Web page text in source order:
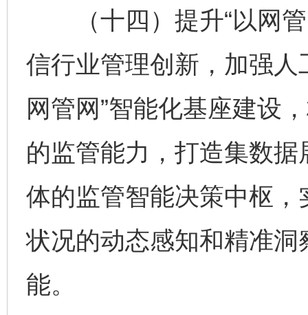
（十四）提升“以网管
信行业管理创新，加强人
网管网”智能化基座建设
的监管能力，打造集数
体的监管智能决策中枢
状况的动态感知和精准
能。